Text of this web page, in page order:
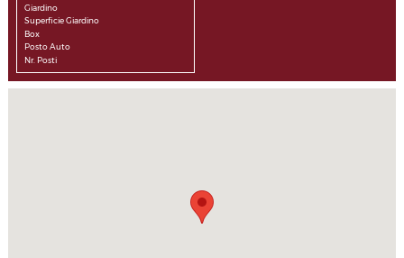
Giardino
Superficie Giardino
Box
Posto Auto
Nr. Posti